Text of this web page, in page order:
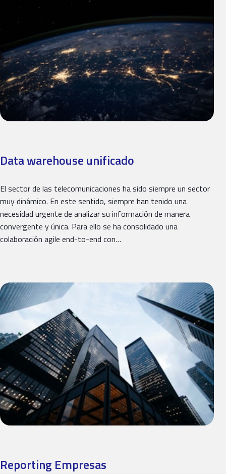
Data warehouse unificado
El sector de las telecomunicaciones ha sido siempre un sector
muy dinámico. En este sentido, siempre han tenido una
necesidad urgente de analizar su información de manera
convergente y única. Para ello se ha consolidado una
colaboración agile end-to-end con…
Reporting Empresas